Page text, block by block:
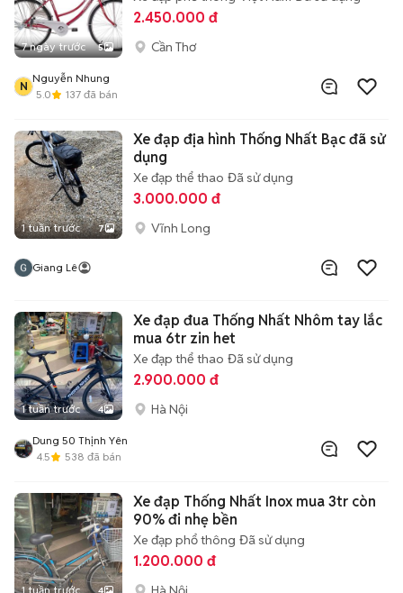
7 ngày trước 5
2.450.000 đ
Cần Thơ
N
Nguyễn Nhung
5.0
137 đã bán
1 tuần trước 7
Xe đạp địa hình Thống Nhất Bạc đã sử
dụng
Xe đạp thể thao Đã sử dụng
3.000.000 đ
Vĩnh Long
Giang Lê
1 tuần trước 4
Xe đạp đua Thống Nhất Nhôm tay lắc
mua 6tr zin het
Xe đạp thể thao Đã sử dụng
2.900.000 đ
Hà Nội
Dung 50 Thịnh Yên
4.5
538 đã bán
1 tuần trước 4
Xe đạp Thống Nhất Inox mua 3tr còn
90% đi nhẹ bền
Xe đạp phổ thông Đã sử dụng
1.200.000 đ